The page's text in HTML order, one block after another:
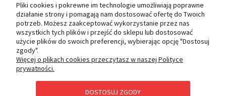
O NAS
PŁATNOŚCI I DOSTAWA
Pliki cookies i pokrewne im technologie umożliwiają poprawne
działanie strony i pomagają nam dostosować ofertę do Twoich
potrzeb. Możesz zaakceptować wykorzystanie przez nas
wszystkich tych plików i przejść do sklepu lub dostosować
użycie plików do swoich preferencji, wybierając opcję "Dostosuj
zgody".
Więcej o plikach cookies przeczytasz w naszej Polityce
prywatności.
DOSTOSUJ ZGODY